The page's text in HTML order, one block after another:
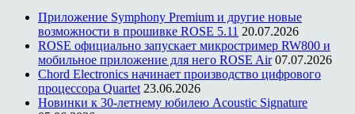
Приложение Symphony Premium и другие новые
возможности в прошивке ROSE 5.11 20.07.2026
ROSE официально запускает микростример RW800 и
мобильное приложение для него ROSE Air 07.07.2026
Chord Electronics начинает производство цифрового
процессора Quartet 23.06.2026
Новинки к 30-летнему юбилею Acoustic Signature